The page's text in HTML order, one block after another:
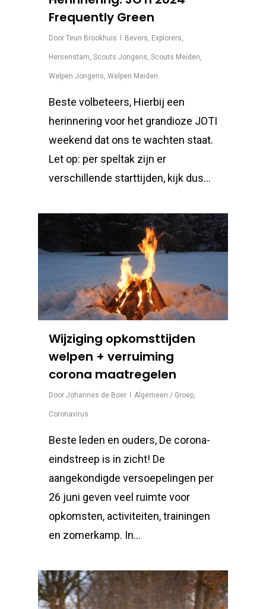
Frequently Green
Door Teun Brookhuis Bevers, Explorers,
Hersenstam, Scouts Jongens, Scouts Meiden,
Welpen Jongens, Welpen Meiden
Beste volbeteers, Hierbij een
herinnering voor het grandioze JOTI
weekend dat ons te wachten staat.
Let op: per speltak zijn er
verschillende starttijden, kijk dus...
Wijziging opkomsttijden
welpen + verruiming
corona maatregelen
Door Johannes de Boer Algemeen / Groep,
Coronavirus
Beste leden en ouders, De corona-
eindstreep is in zicht! De
aangekondigde versoepelingen per
26 juni geven veel ruimte voor
opkomsten, activiteiten, trainingen
en zomerkamp. In...